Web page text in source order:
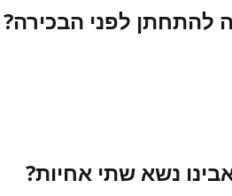
להתחתן לפני הבכירה?
נשא שתי אחיות?